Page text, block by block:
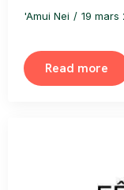
'Amui Nei 19 mars
Read more